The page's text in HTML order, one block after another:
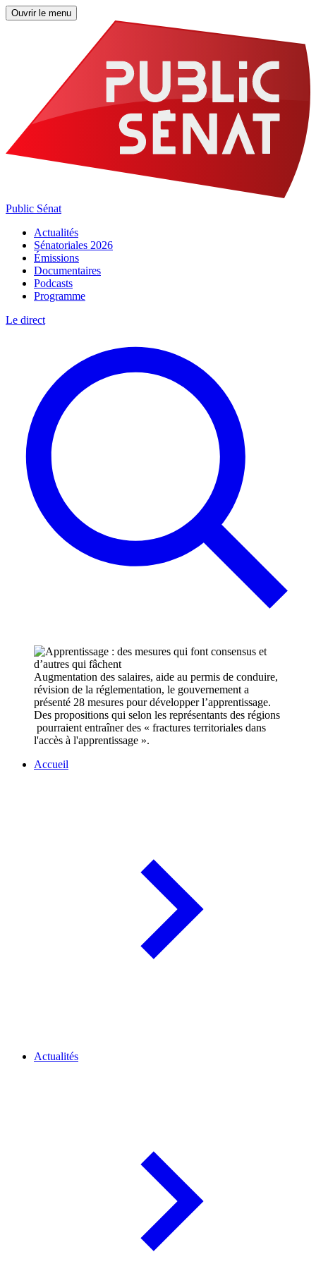
Ouvrir le menu
Public Sénat
Actualités
Sénatoriales 2026
Émissions
Documentaires
Podcasts
Programme
Le direct
Augmentation des salaires, aide au permis de conduire,
révision de la réglementation, le gouvernement a
présenté 28 mesures pour développer l’apprentissage.
Des propositions qui selon les représentants des régions
pourraient entraîner des « fractures territoriales dans
l'accès à l'apprentissage ».
Accueil
Actualités